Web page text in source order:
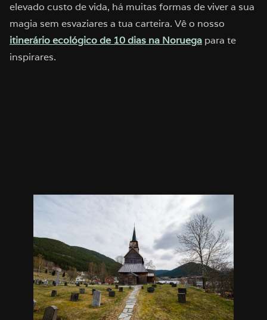
elevado custo de vida, há muitas formas de viver a sua
magia sem esvaziares a tua carteira. Vê o nosso
itinerário ecológico de 10 dias na Noruega para te
inspirares.